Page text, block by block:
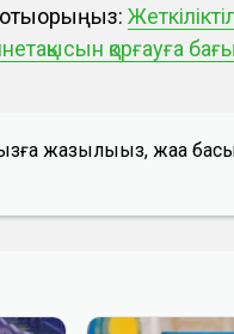
отыорыңыз:
қорғауға
жазылыңыз, жаңа